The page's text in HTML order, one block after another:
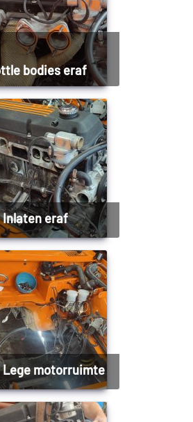
bodies eraf
Inlaten eraf
Lege motorruimte